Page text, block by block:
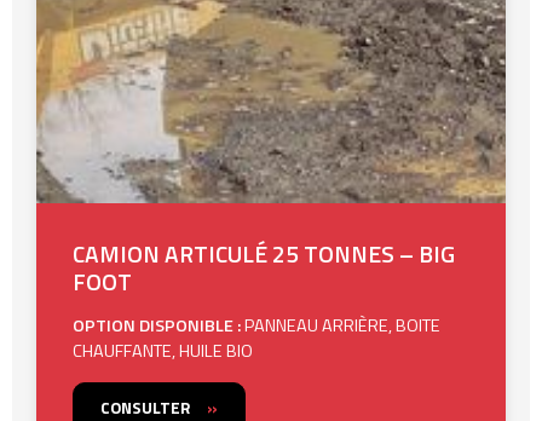
CAMION ARTICULÉ 25 TONNES – BIG
FOOT
OPTION DISPONIBLE :PANNEAU ARRIÈRE, BOITE
CHAUFFANTE, HUILE BIO
CONSULTER »